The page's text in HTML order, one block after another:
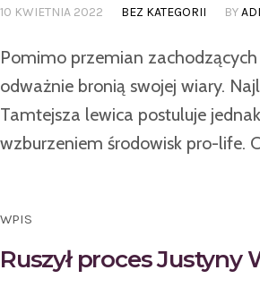
10 KWIETNIA 2022 BEZ KATEGORII BY
Pomimo przemian
odważnie bronią swojej wiary.
Tamtejsza lewica postuluje
wzburzeniem środowisk pro-life.
WPIS
Ruszył proces Justyny